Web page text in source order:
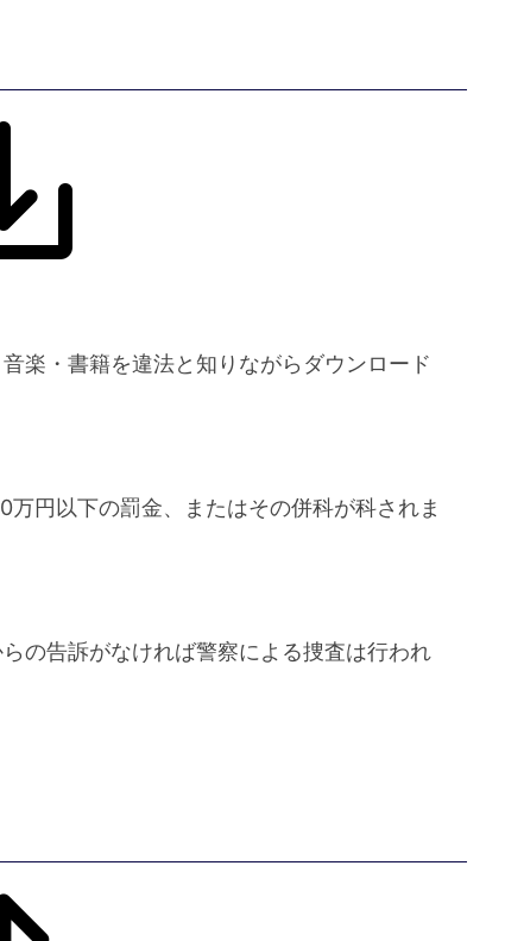
楽・書籍を違法と知りながらダウンロード
円以下の罰金、またはその併科が科されま
の告訴がなければ警察による捜査は行われ